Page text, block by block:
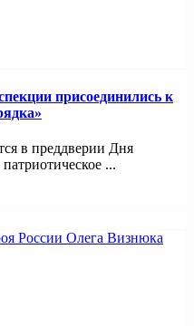
присоединились к
в преддверии Дня
...